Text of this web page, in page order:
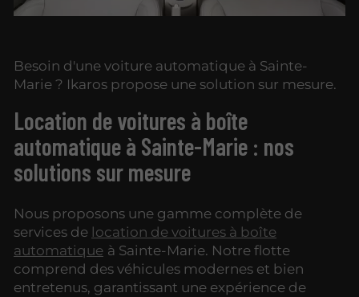
Besoin d'une voiture automatique à Sainte-
Marie ? Ikaros propose une solution sur mesure.
Location de voitures à boîte
automatique à Sainte-Marie : nos
solutions sur mesure
Nous proposons une gamme complète de
services de location de voitures à boîte
automatique à Sainte-Marie. Notre flotte
comprend des véhicules modernes et bien
entretenus, garantissant une expérience de